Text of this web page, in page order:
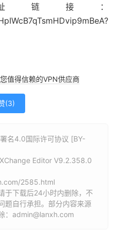
链接：
值得信赖的VPN供应商
(3)
名4.0国际许可协议 [BY-
Editor V9.2.358.0
2585.html
于下载后24小时内删除，不
题自行承担。部分内容来源
：admin@lanxh.com